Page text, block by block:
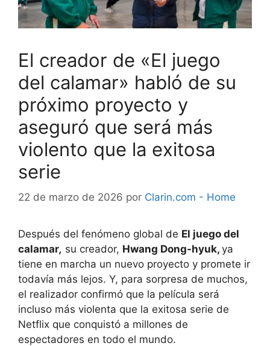
El creador de «El juego
del calamar» habló de su
próximo proyecto y
aseguró que será más
violento que la exitosa
serie
22 de marzo de 2026 por Clarin.com - Home
Después del fenómeno global de El juego del
calamar, su creador, Hwang Dong-hyuk, ya
tiene en marcha un nuevo proyecto y promete ir
todavía más lejos. Y, para sorpresa de muchos,
el realizador confirmó que la película será
incluso más violenta que la exitosa serie de
Netflix que conquistó a millones de
espectadores en todo el mundo.